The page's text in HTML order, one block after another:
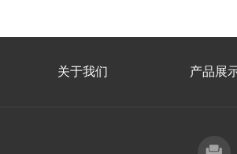
关于我们 产品展